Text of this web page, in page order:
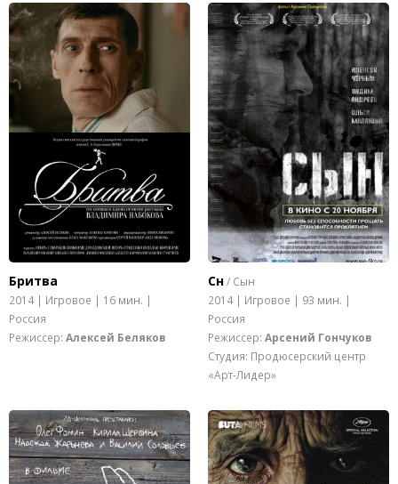
Бритва
2014 | Игровое | 16 мин. |
Россия
Режиссер: Алексей Беляков
Сн/ Сын
2014 | Игровое | 93 мин. |
Россия
Режиссер: Арсений Гончуков
Студия: Продюсерский центр
«Арт-Лидер»